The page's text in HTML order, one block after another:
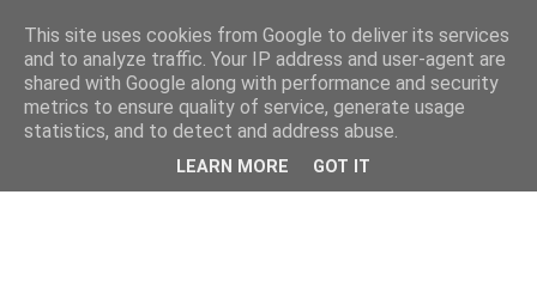
This site uses cookies from Google to deliver its services
and to analyze traffic. Your IP address and user-agent are
shared with Google along with performance and security
metrics to ensure quality of service, generate usage
statistics, and to detect and address abuse.
LEARN MORE GOT IT